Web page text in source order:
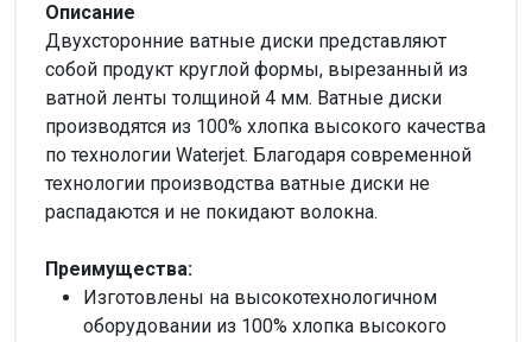
Описание
Двухсторонние ватные диски представляют
собой продукт круглой формы, вырезанный из
ватной ленты толщиной 4 мм. Ватные диски
производятся из 100% хлопка высокого качества
по технологии Waterjet. Благодаря современной
технологии производства ватные диски не
распадаются и не покидают волокна.
Преимущества:
Изготовлены на высокотехнологичном
оборудовании из 100% хлопка высокого